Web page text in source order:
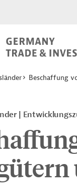
Beschaffung